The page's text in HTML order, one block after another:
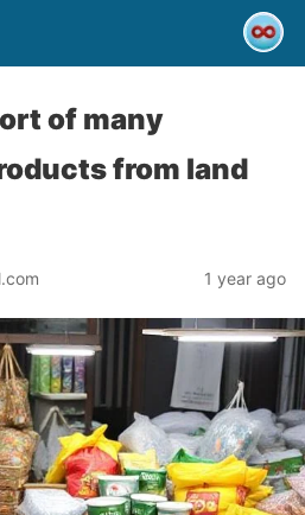
of many
from land
1 year ago